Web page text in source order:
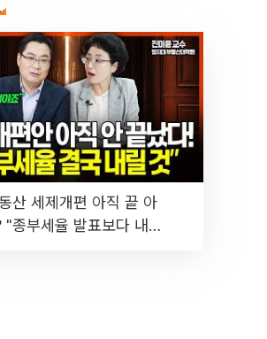
산 세제개편 아직 끝 아
"종부세율 발표보다 내릴